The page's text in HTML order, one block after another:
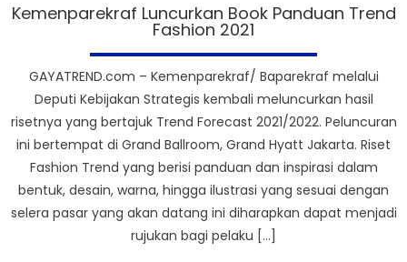
Kemenparekraf Luncurkan Book Panduan Trend
Fashion 2021
GAYATREND.com – Kemenparekraf/ Baparekraf melalui
Deputi Kebijakan Strategis kembali meluncurkan hasil
risetnya yang bertajuk Trend Forecast 2021/2022. Peluncuran
ini bertempat di Grand Ballroom, Grand Hyatt Jakarta. Riset
Fashion Trend yang berisi panduan dan inspirasi dalam
bentuk, desain, warna, hingga ilustrasi yang sesuai dengan
selera pasar yang akan datang ini diharapkan dapat menjadi
rujukan bagi pelaku […]